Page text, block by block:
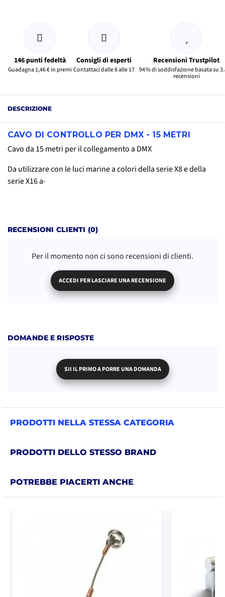
146 punti fedeltà
Guadagna 1,46 € in premi
Consigli di esperti
Contattaci dalle 8 alle 17
Recensioni Trustpilot
94 % di soddisfazione basata su
recensioni
DESCRIZIONE
CAVO DI CONTROLLO PER DMX - 15 METRI
Cavo da 15 metri per il collegamento a DMX
Da utilizzare con le luci marine a colori della serie X8 e della
serie X16 a-
RECENSIONI CLIENTI (0)
Per il momento non ci sono recensioni di clienti.
ACCEDI PER LASCIARE UNA RECENSIONE
DOMANDE E RISPOSTE
SII IL PRIMO A PORRE UNA DOMANDA
PRODOTTI NELLA STESSA CATEGORIA
PRODOTTI DELLO STESSO BRAND
POTREBBE PIACERTI ANCHE